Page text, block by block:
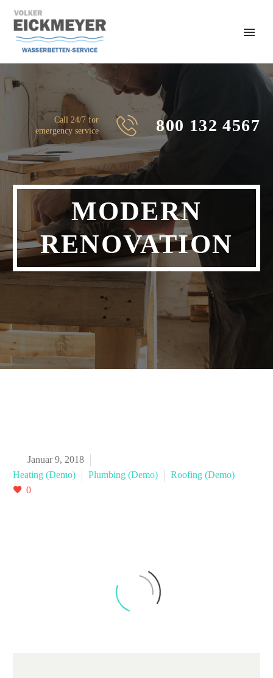
Call 24/7 for
emergency service
800 132 4567
MODERN
RENOVATION
Januar 9, 2018
Heating (Demo)
Plumbing (Demo)
Roofing (Demo)
0